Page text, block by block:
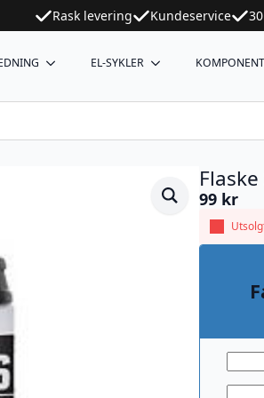
Rask levering Kundeservice
EL-SYKLER
99 kr